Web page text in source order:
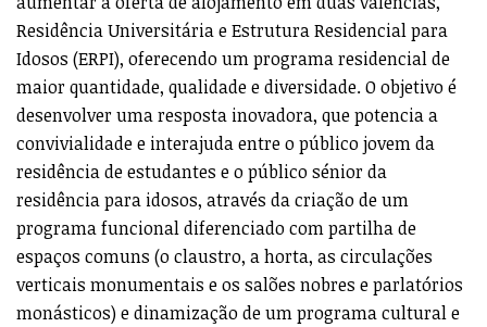
Residência Universitária e Estrutura Residencial para
Idosos (ERPI), oferecendo um programa residencial de
maior quantidade, qualidade e diversidade. O objetivo é
desenvolver uma resposta inovadora, que potencia a
convivialidade e interajuda entre o público jovem da
residência de estudantes e o público sénior da
residência para idosos, através da criação de um
programa funcional diferenciado com partilha de
espaços comuns (o claustro, a horta, as circulações
verticais monumentais e os salões nobres e parlatórios
monásticos) e dinamização de um programa cultural e